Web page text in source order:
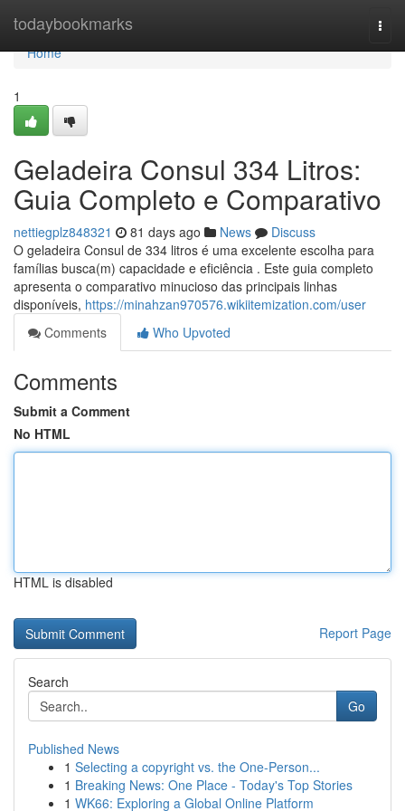
todaybookmarks
Home
Home
1
Geladeira Consul 334 Litros:
Guia Completo e Comparativo
nettiegplz848321 81 days ago News
Discuss
O geladeira Consul de 334 litros é uma excelente escolha para
famílias busca(m) capacidade e eficiência . Este guia completo
apresenta o comparativo minucioso das principais linhas
disponíveis, https://minahzan970576.wikiitemization.com/user
Comments
Who Upvoted
Comments
Submit a Comment
No HTML
HTML is disabled
Report Page
Search
Go
Published News
1 Selecting a copyright vs. the One-Person...
1 Breaking News: One Place - Today's Top Stories
1 WK66: Exploring a Global Online Platform